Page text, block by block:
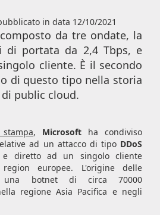
in data 12/10/2021
da tre ondate, la
di portata da 2,4 Tbps, e
cliente. È il secondo
di questo tipo nella storia
public cloud.
, Microsoft ha condiviso
ad un attacco di tipo DDoS
e diretto ad un singolo cliente
europee. L'origine delle
botnet di circa 70000
regione Asia Pacifica e negli